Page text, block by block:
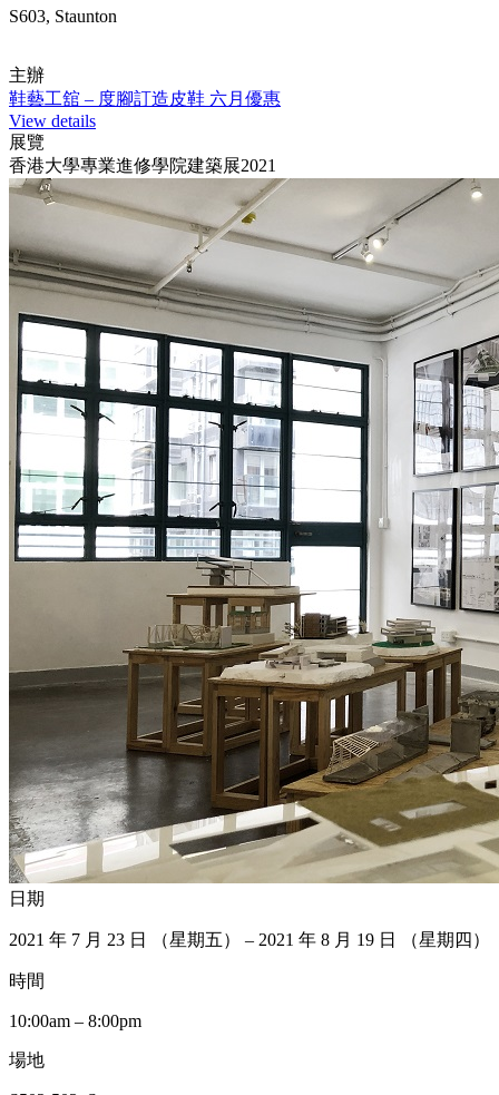
S603, Staunton
主辦
鞋藝工舘 – 度腳訂造皮鞋 六月優惠
View details
展覽
香港大學專業進修學院建築展2021
日期
2021 年 7 月 23 日 （星期五） – 2021 年 8 月 19 日 （星期四）
時間
10:00am – 8:00pm
場地